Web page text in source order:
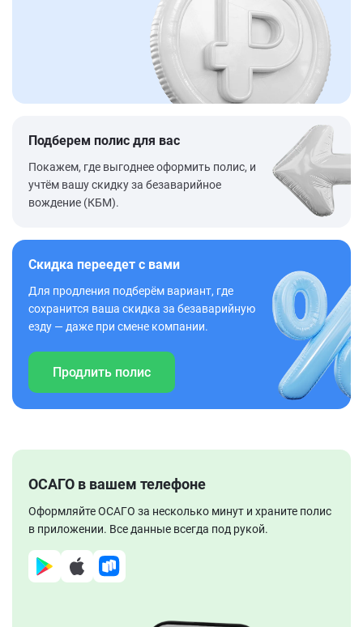
Подберем полис для вас
Покажем, где выгоднее оформить полис, и
учтём вашу скидку за безаварийное
вождение (КБМ).
Скидка переедет с вами
Для продления подберём вариант, где
сохранится ваша скидка за безаварийную
езду — даже при смене компании.
Продлить полис
ОСАГО в вашем телефоне
Оформляйте ОСАГО за несколько минут и храните полис
в приложении. Все данные всегда под рукой.